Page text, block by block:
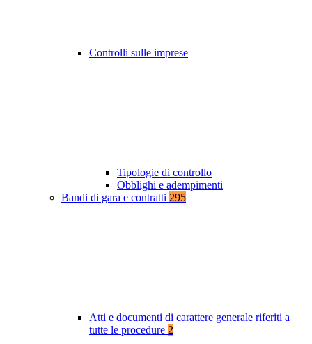
Controlli sulle imprese
Tipologie di controllo
Obblighi e adempimenti
Bandi di gara e contratti 295
Atti e documenti di carattere generale riferiti a
tutte le procedure 2